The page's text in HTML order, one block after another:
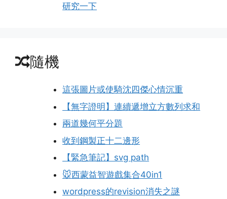
研究一下
隨機
這張圖片或使騎沈四傑心情沉重
【無字證明】連續遞增立方數列求和
兩道幾何平分題
收到鋼製正十二邊形
【緊急筆記】svg path
🐭西蒙益智遊戲集合40in1
wordpress的revision消失之謎